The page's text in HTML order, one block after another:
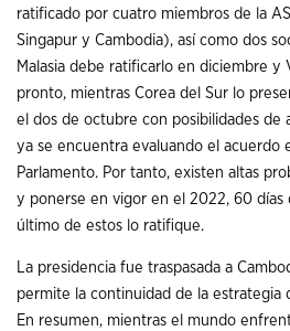
ratificado por cuatro miembros de la
Singapur y Cambodia), así como dos
Malasia debe ratificarlo en diciembre y
pronto, mientras Corea del Sur lo
el dos de octubre con posibilidades de
ya se encuentra evaluando el acuerdo
Parlamento. Por tanto, existen altas
y ponerse en vigor en el 2022, 60 días
último de estos lo ratifique.
La presidencia fue traspasada a
permite la continuidad de la estrategia
En resumen, mientras el mundo